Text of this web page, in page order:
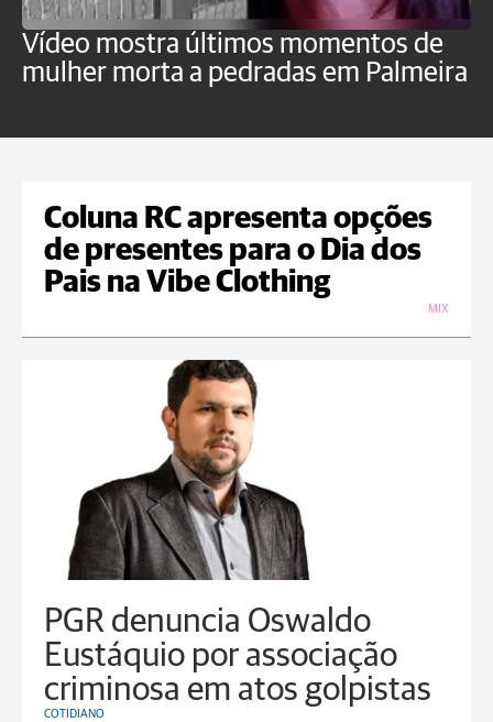
Vídeo mostra últimos momentos de
mulher morta a pedradas em Palmeira
Coluna RC apresenta opções
de presentes para o Dia dos
Pais na Vibe Clothing
MIX
PGR denuncia Oswaldo
Eustáquio por associação
criminosa em atos golpistas
COTIDIANO